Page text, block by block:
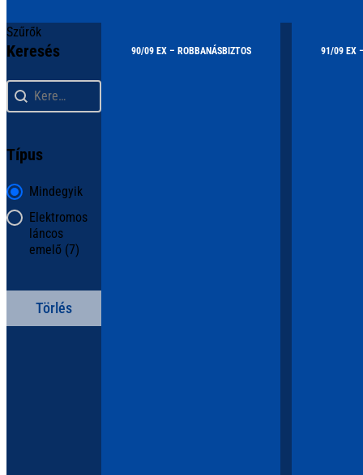
Szűrők
Keresés
Keresés
Keresés
Típus
TípusMindegyik
Elektromos
láncos
emelő (7)
Törlés
90/09 EX – ROBBANÁSBIZTOS 91/09 EX